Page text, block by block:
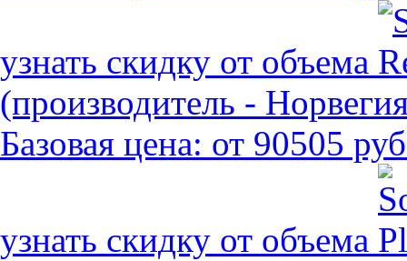
узнать скидку от объема
(производитель -
Базовая цена: от 90505
узнать скидку от объема